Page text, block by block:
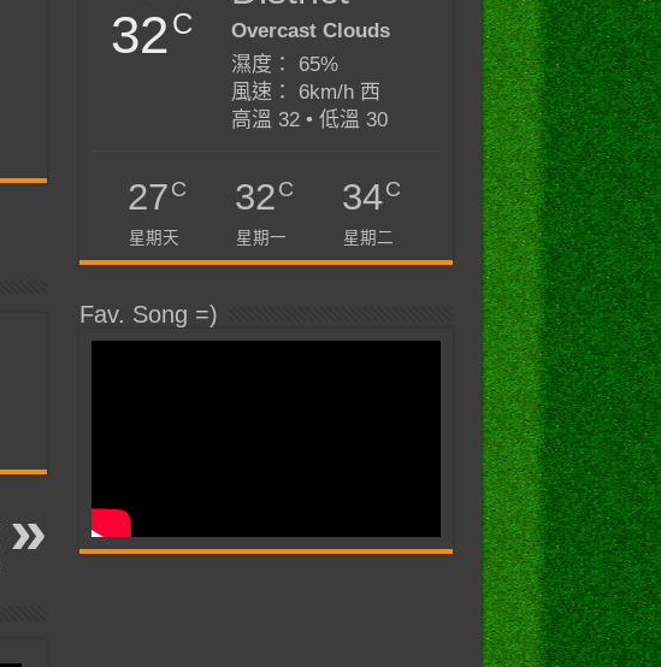
32C
Overcast Clouds
濕度： 65%
風速： 6km/h 西
高溫 32 • 低溫 30
27C
星期天
32C
星期一
34C
星期二
Fav. Song =)